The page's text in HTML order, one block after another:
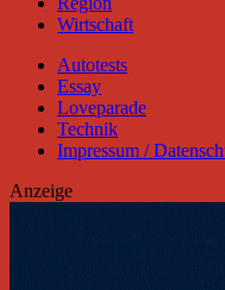
Wirtschaft
Autotests
Essay
Loveparade
Technik
Impressum /
Anzeige